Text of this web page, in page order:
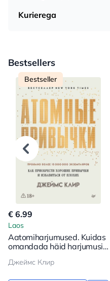
Kurierega
Bestsellers
Bestseller
€ 6.99
Laos
Aatomiharjumused. Kuidas
omandada häid harjumusi
Джеймс Клир